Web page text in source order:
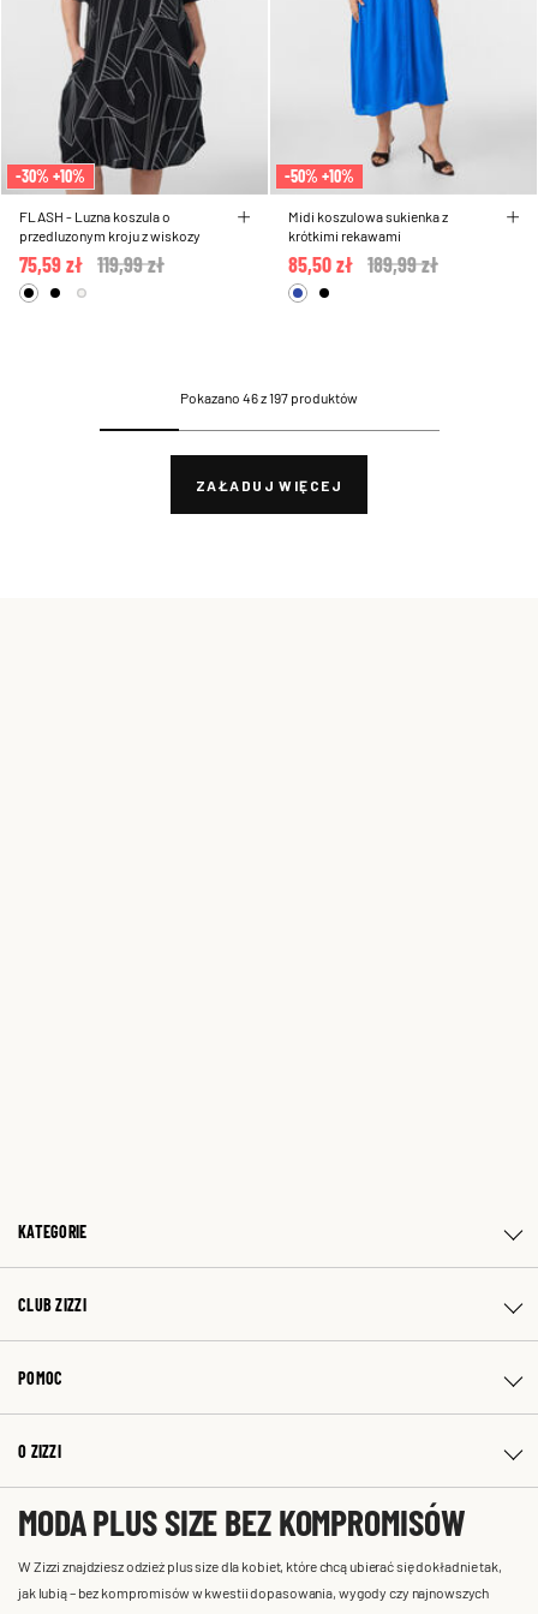
-30% +10%
FLASH - Luzna koszula o
przedluzonym kroju z wiskozy
Price reduced from
119,99 zł
75,59 zł
-50% +10%
Midi koszulowa sukienka z
krótkimi rekawami
Price reduced from
189,99 zł
85,50 zł
Pokazano 46 z 197 produktów
ZAŁADUJ WIĘCEJ
KATEGORIE
CLUB ZIZZI
POMOC
O ZIZZI
MODA PLUS SIZE BEZ KOMPROMISÓW
W Zizzi znajdziesz odzież plus size dla kobiet, które chcą ubierać się dokładnie tak,
jak lubią – bez kompromisów w kwestii dopasowania, wygody czy najnowszych